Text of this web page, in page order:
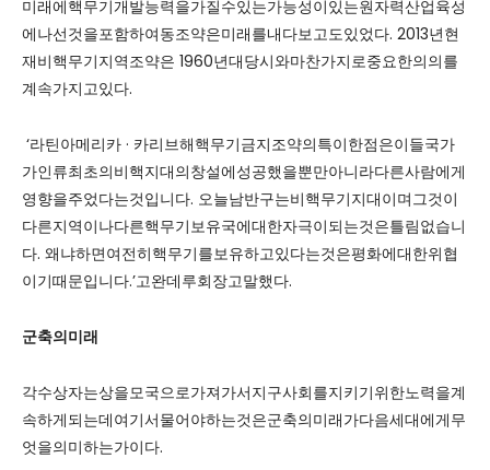
미래에핵무기개발능력을가질수있는가능성이있는원자력산업육성
에나선것을포함하여동조약은미래를내다보고도있었다. 2013년현
재비핵무기지역조약은 1960년대당시와마찬가지로중요한의의를
계속가지고있다.
‘라틴아메리카 · 카리브해핵무기금지조약의특이한점은이들국가
가인류최초의비핵지대의창설에성공했을뿐만아니라다른사람에게
영향을주었다는것입니다. 오늘남반구는비핵무기지대이며그것이
다른지역이나다른핵무기보유국에대한자극이되는것은틀림없습니
다. 왜냐하면여전히핵무기를보유하고있다는것은평화에대한위협
이기때문입니다.’고완데루회장고말했다.
군축의미래
각수상자는상을모국으로가져가서지구사회를지키기위한노력을계
속하게되는데여기서물어야하는것은군축의미래가다음세대에게무
엇을의미하는가이다.